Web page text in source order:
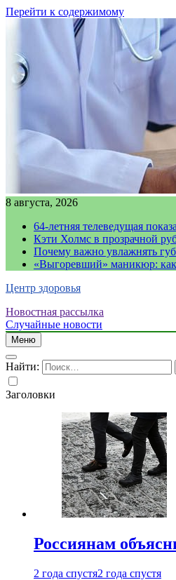
Перейти к содержимому
8 августа, 2026
64-летняя телеведущая
Кэти Холмс в прозрачной
Почему важно увлажнять
«Выгоревший» маникюр: как
Центр здоровья
Новостная рассылка
Случайные новости
Меню
Найти:
Заголовки
Россиянам
2 года спустя2 года спустя